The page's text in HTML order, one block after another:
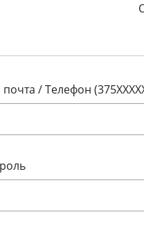
/ Телефон